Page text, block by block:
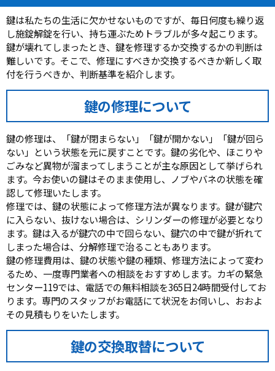
鍵は私たちの生活に欠かせないものですが、毎日何度も繰り返
し施錠解錠を行い、持ち運ぶためトラブルが多々起こります。
鍵が壊れてしまったとき、鍵を修理するか交換するかの判断は
難しいです。そこで、修理にすべきか交換するべきか新しく取
付を行うべきか、判断基準を紹介します。
鍵の修理について
鍵の修理は、「鍵が閉まらない」「鍵が開かない」「鍵が回ら
ない」という状態を元に戻すことです。鍵の劣化や、ほこりや
ごみなど異物が溜まってしまうことが主な原因として挙げられ
ます。今お使いの鍵はそのまま使用し、ノブやバネの状態を確
認して修理いたします。
修理では、鍵の状態によって修理方法が異なります。鍵が鍵穴
に入らない、抜けない場合は、シリンダーの修理が必要となり
ます。鍵は入るが鍵穴の中で回らない、鍵穴の中で鍵が折れて
しまった場合は、分解修理で治ることもあります。
鍵の修理費用は、鍵の状態や鍵の種類、修理方法によって変わ
るため、一度専門業者への相談をおすすめします。カギの緊急
センター119では、電話での無料相談を365日24時間受付してお
ります。専門のスタッフがお電話にて状況をお伺いし、おおよ
その見積もりをいたします。
鍵の交換取替について